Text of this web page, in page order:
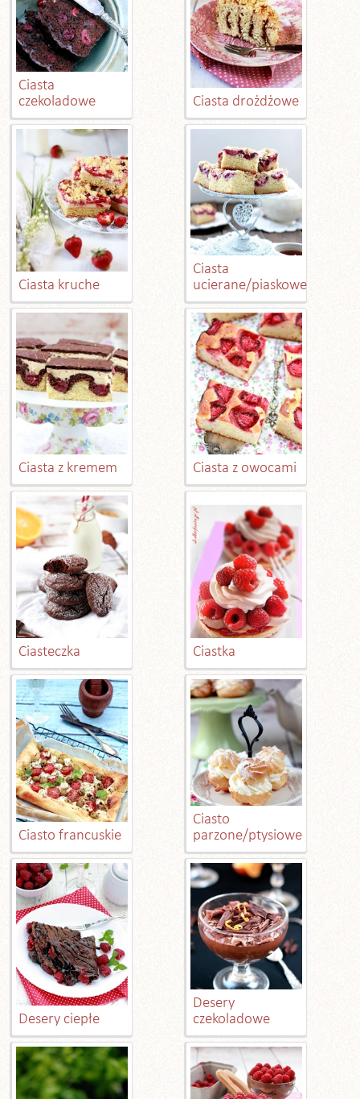
Ciasta
czekoladowe
Ciasta drożdżowe
Ciasta kruche
Ciasta
ucierane/piaskowe
Ciasta z kremem Ciasta z owocami
Ciasteczka Ciastka
Ciasto francuskie
Ciasto
parzone/ptysiowe
Desery ciepłe
Desery
czekoladowe